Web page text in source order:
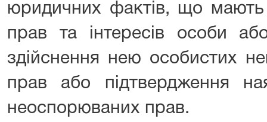
юридичних фактів, що
прав та інтересів особи
здійснення нею особистих
прав або підтвердження
неоспорюваних прав.